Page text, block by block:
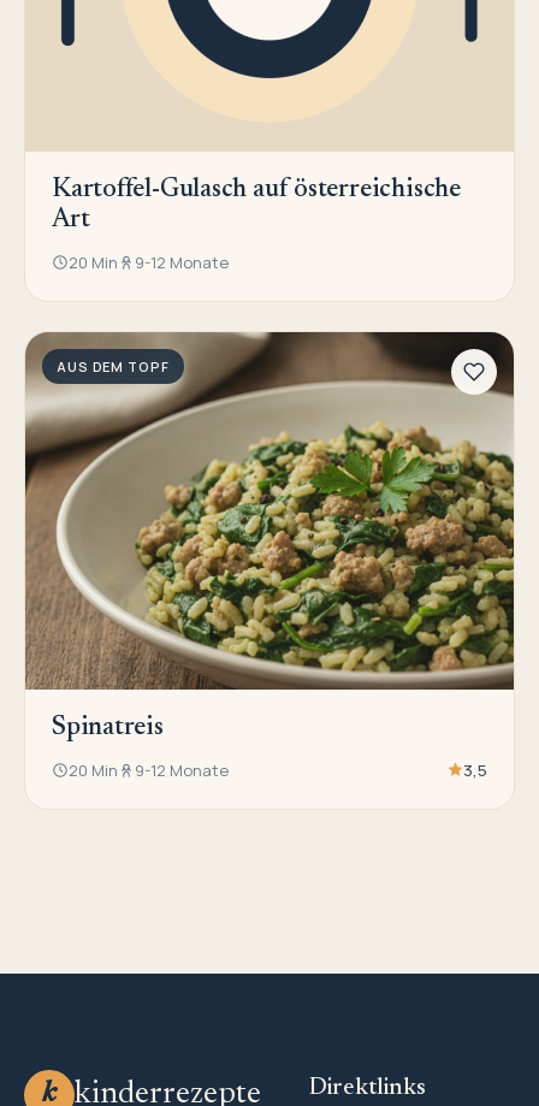
Kartoffel-Gulasch auf österreichische
Art
20 Min 9-12 Monate
AUS DEM TOPF
Spinatreis
20 Min 9-12 Monate 3,5
k kinderrezepte Direktlinks